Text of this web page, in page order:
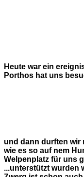
Heute war ein
Porthos hat uns
und dann durften wir
wie es so auf nem
Welpenplatz für uns
...unterstützt wurden